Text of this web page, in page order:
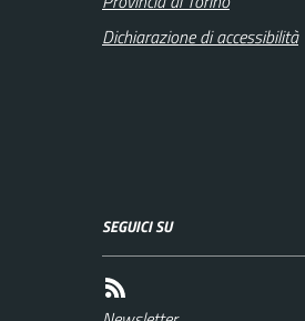
Dichiarazione di accessibilità
SEGUICI SU